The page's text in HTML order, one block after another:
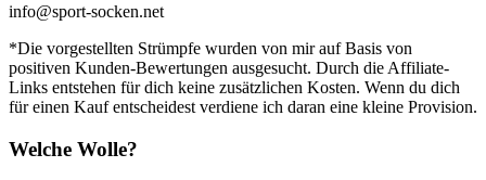
info@sport-socken.net
*Die vorgestellten Strümpfe wurden von mir auf Basis von
positiven Kunden-Bewertungen ausgesucht. Durch die Affiliate-
Links entstehen für dich keine zusätzlichen Kosten. Wenn du dich
für einen Kauf entscheidest verdiene ich daran eine kleine Provision.
Welche Wolle?